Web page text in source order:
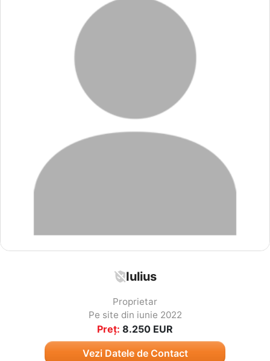
Iulius
Proprietar
Pe site din iunie 2022
Preț: 8.250 EUR
Vezi Datele de Contact